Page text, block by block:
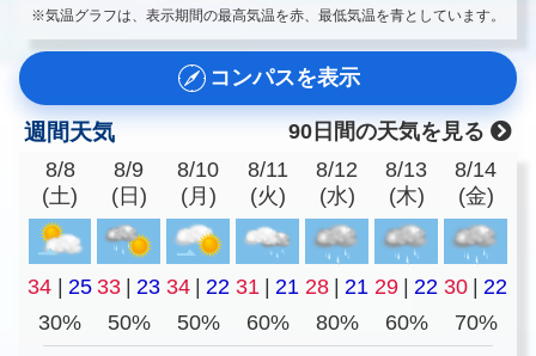
※気温グラフは、表示期間の最高気温を赤、最低気温を青としています。
コンパスを表示
週間天気
90日間の天気を見る
8/8
(土)
8/9
(日)
8/10
(月)
8/11
(火)
8/12
(水)
8/13
(木)
8/14
(金)
34 | 25 33 | 23 34 | 22 31 | 21 28 | 21 29 | 22 30 | 22
30%
50% 50% 60% 80% 60% 70%